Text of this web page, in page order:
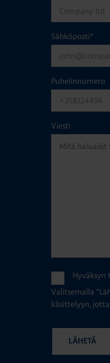
Sähköposti*
Puhelinnumero
Viesti
Valitsemalla
käsittelyyn,